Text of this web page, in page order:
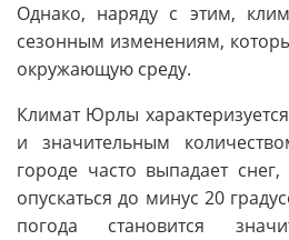
Однако, наряду с этим,
сезонным изменениям,
окружающую среду.
Климат Юрлы
и значительным
городе часто выпадает
опускаться до минус 20
погода становится